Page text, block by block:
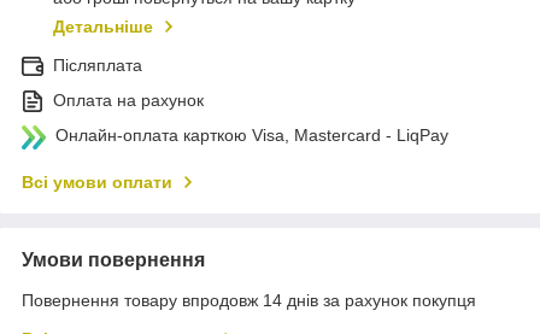
Детальніше
Післяплата
Оплата на рахунок
Онлайн-оплата карткою Visa, Mastercard - LiqPay
Всі умови оплати
Умови повернення
Повернення товару впродовж 14 днів за рахунок покупця